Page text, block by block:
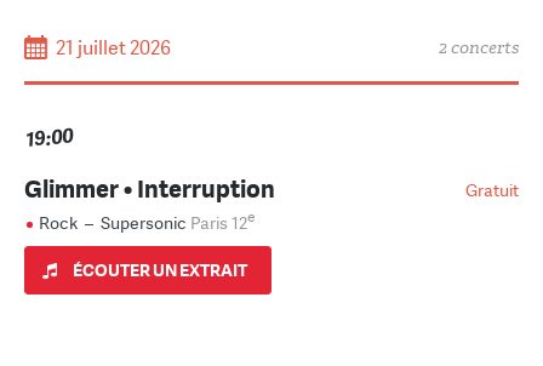
21 juillet 2026 2 concerts
19:00
Gratuit
Glimmer • Interruption
Rock – Supersonic Paris 12e
ÉCOUTER UN EXTRAIT